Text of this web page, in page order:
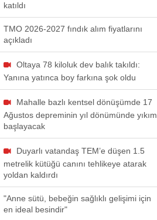
katıldı
TMO 2026-2027 fındık alım fiyatlarını
açıkladı
Oltaya 78 kiloluk dev balık takıldı:
Yanına yatınca boy farkına şok oldu
Mahalle bazlı kentsel dönüşümde 17
Ağustos depreminin yıl dönümünde yıkım
başlayacak
Duyarlı vatandaş TEM’e düşen 1.5
metrelik kütüğü canını tehlikeye atarak
yoldan kaldırdı
"Anne sütü, bebeğin sağlıklı gelişimi için
en ideal besindir"